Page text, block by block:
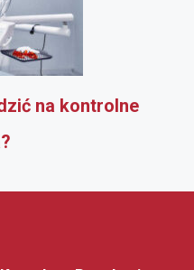
na kontrolne